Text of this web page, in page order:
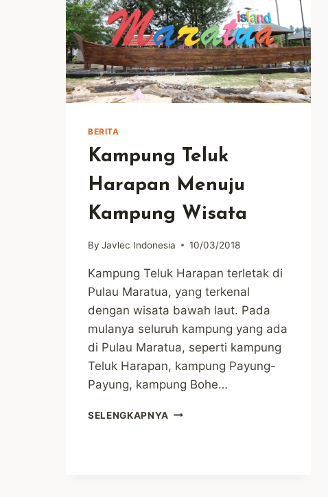
BERITA
Kampung Teluk
Harapan Menuju
Kampung Wisata
By Javlec Indonesia 10/03/2018
Kampung Teluk Harapan terletak di
Pulau Maratua, yang terkenal
dengan wisata bawah laut. Pada
mulanya seluruh kampung yang ada
di Pulau Maratua, seperti kampung
Teluk Harapan, kampung Payung-
Payung, kampung Bohe…
SELENGKAPNYA KAMPUNG